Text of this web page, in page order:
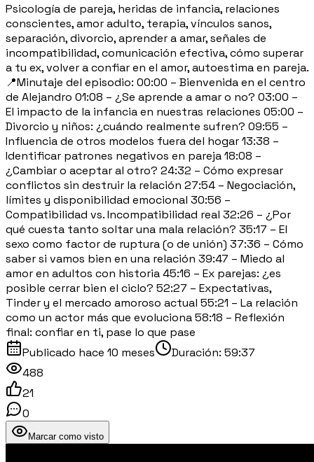
Psicología de pareja, heridas de infancia, relaciones
conscientes, amor adulto, terapia, vínculos sanos,
separación, divorcio, aprender a amar, señales de
incompatibilidad, comunicación efectiva, cómo superar
a tu ex, volver a confiar en el amor, autoestima en pareja.
📍Minutaje del episodio: 00:00 – Bienvenida en el centro
de Alejandro 01:08 – ¿Se aprende a amar o no? 03:00 –
El impacto de la infancia en nuestras relaciones 05:00 –
Divorcio y niños: ¿cuándo realmente sufren? 09:55 –
Influencia de otros modelos fuera del hogar 13:38 –
Identificar patrones negativos en pareja 18:08 –
¿Cambiar o aceptar al otro? 24:32 – Cómo expresar
conflictos sin destruir la relación 27:54 – Negociación,
límites y disponibilidad emocional 30:56 –
Compatibilidad vs. Incompatibilidad real 32:26 – ¿Por
qué cuesta tanto soltar una mala relación? 35:17 – El
sexo como factor de ruptura (o de unión) 37:36 – Cómo
saber si vamos bien en una relación 39:47 – Miedo al
amor en adultos con historia 45:16 – Ex parejas: ¿es
posible cerrar bien el ciclo? 52:27 – Expectativas,
Tinder y el mercado amoroso actual 55:21 – La relación
como un actor más que evoluciona 58:18 – Reflexión
final: confiar en ti, pase lo que pase
Publicado hace 10 meses Duración: 59:37
488
21
0
Marcar como visto